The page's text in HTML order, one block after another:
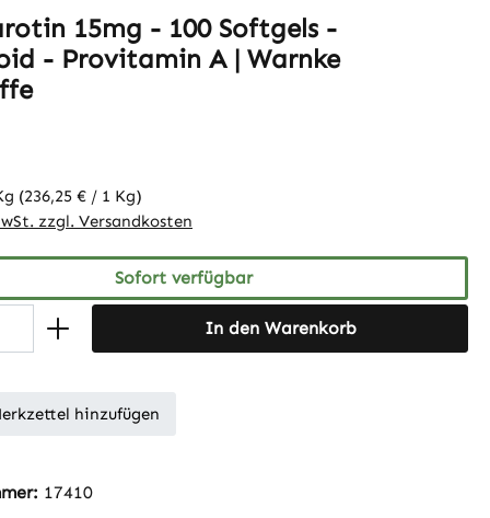
15mg - 100 Softgels -
- Provitamin A | Warnke
(236,25 € / 1 Kg)
zzgl. Versandkosten
Sofort verfügbar
In den Warenkorb
hinzufügen
17410